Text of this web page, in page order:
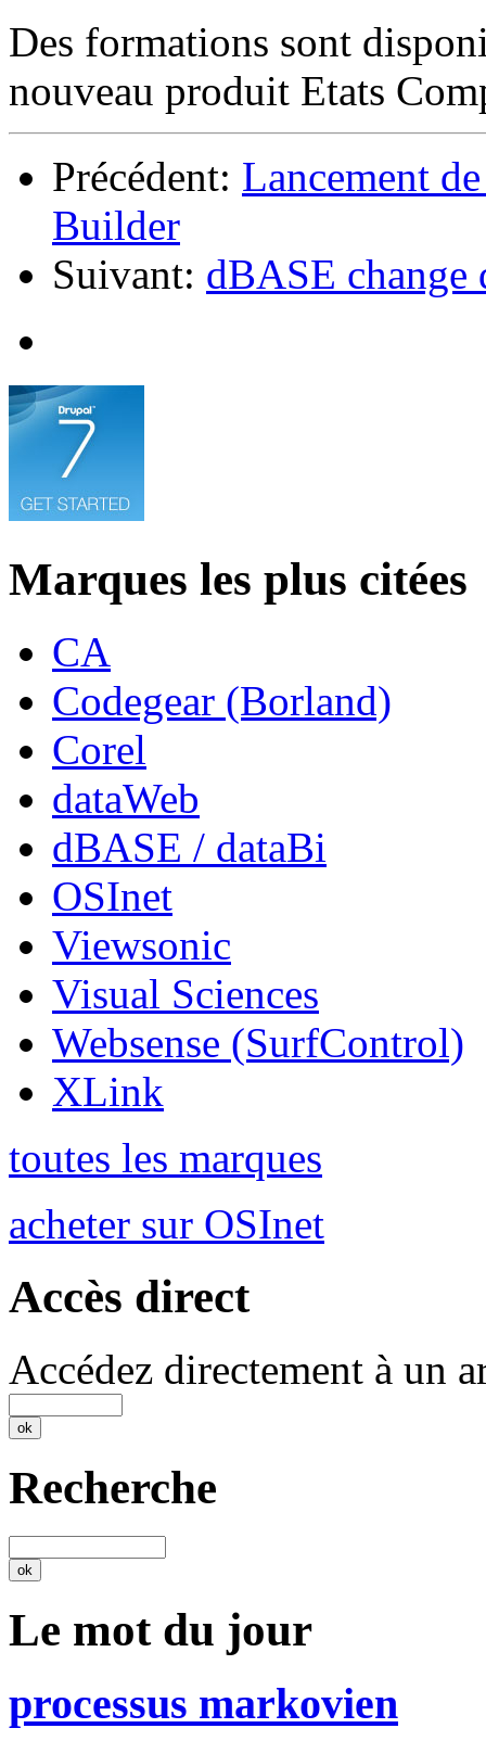
Des formations sont
nouveau produit Etats
Précédent: Lancement
Builder
Suivant: dBASE change
Marques les plus citées
CA
Codegear (Borland)
Corel
dataWeb
dBASE / dataBi
OSInet
Viewsonic
Visual Sciences
Websense (SurfControl)
XLink
toutes les marques
acheter sur OSInet
Accès direct
Accédez directement à un
Recherche
Le mot du jour
processus markovien